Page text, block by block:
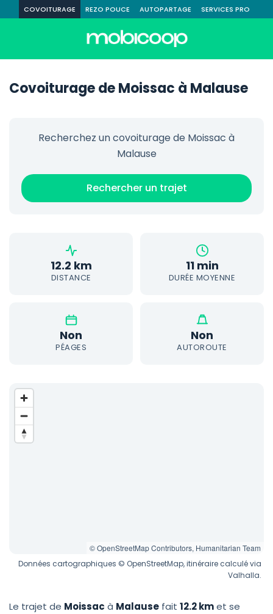
COVOITURAGE REZO POUCE AUTOPARTAGE SERVICES PRO
Covoiturage de Moissac à Malause
Recherchez un covoiturage de Moissac à
Malause
Rechercher un trajet
12.2 km
DISTANCE
11 min
DURÉE MOYENNE
Non
PÉAGES
Non
AUTOROUTE
© OpenStreetMap Contributors, Humanitarian Team
Données cartographiques © OpenStreetMap, itinéraire calculé via
Valhalla.
Le trajet de Moissac à Malause fait 12.2 kmet se